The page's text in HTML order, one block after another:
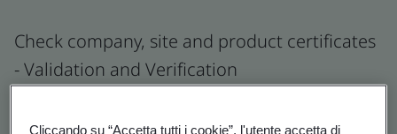
Check company, site and product certificates
- Validation and Verification
Cliccando su “Accetta tutti i cookie”, l'utente accetta di